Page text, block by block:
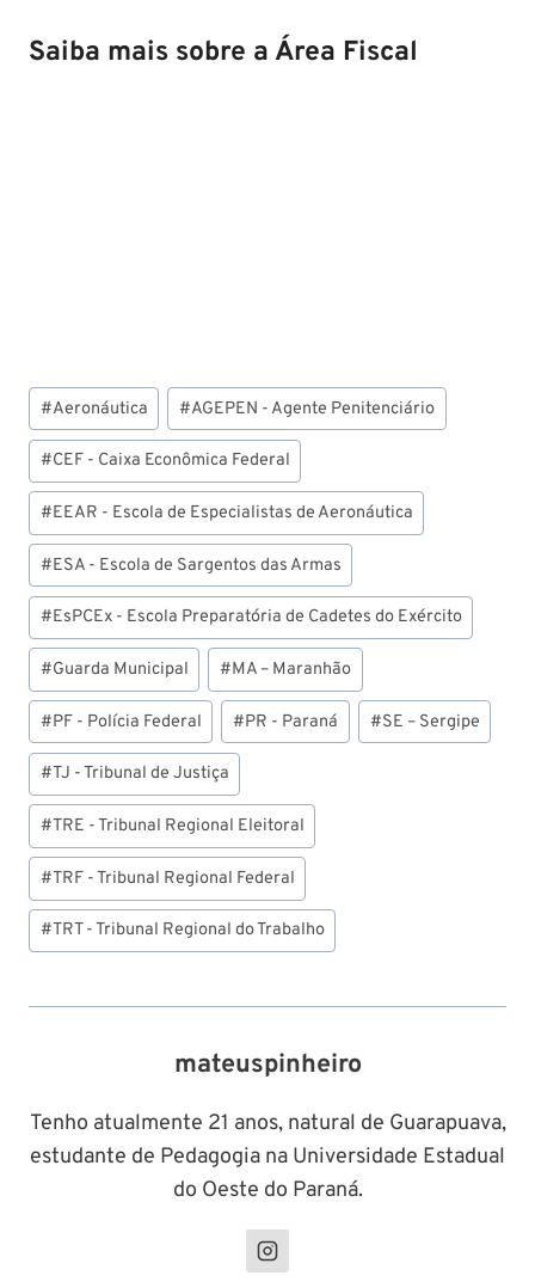
Saiba mais sobre a Área Fiscal
Tags
do
Post:
#Aeronáutica #AGEPEN - Agente Penitenciário
#CEF - Caixa Econômica Federal
#EEAR - Escola de Especialistas de Aeronáutica
#ESA - Escola de Sargentos das Armas
#EsPCEx - Escola Preparatória de Cadetes do Exército
#Guarda Municipal #MA – Maranhão
#PF - Polícia Federal #PR - Paraná #SE – Sergipe
#TJ - Tribunal de Justiça
#TRE - Tribunal Regional Eleitoral
#TRF - Tribunal Regional Federal
#TRT - Tribunal Regional do Trabalho
mateuspinheiro
Tenho atualmente 21 anos, natural de Guarapuava,
estudante de Pedagogia na Universidade Estadual
do Oeste do Paraná.